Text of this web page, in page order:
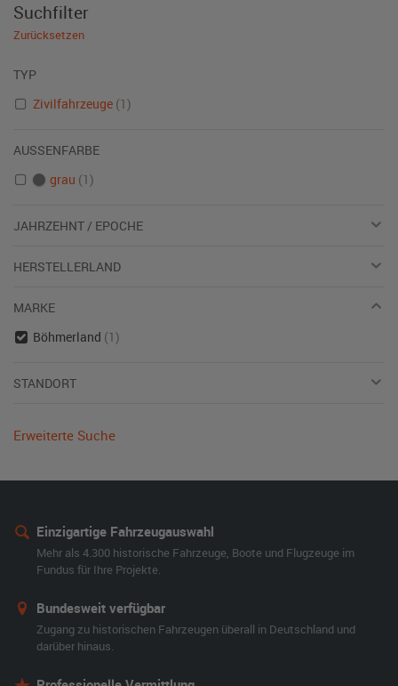
Suchfilter
Zurücksetzen
TYP
Zivilfahrzeuge (1)
AUSSENFARBE
grau (1)
JAHRZEHNT / EPOCHE
HERSTELLERLAND
MARKE
Böhmerland (1)
STANDORT
Erweiterte Suche
Einzigartige Fahrzeugauswahl
Mehr als 4.300 historische Fahrzeuge, Boote und Flugzeuge im
Fundus für Ihre Projekte.
Bundesweit verfügbar
Zugang zu historischen Fahrzeugen überall in Deutschland und
darüber hinaus.